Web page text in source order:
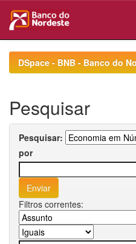
navigationDSpace - BNB - Banco do
Pesquisar
Pesquisar:
por
Filtros correntes: